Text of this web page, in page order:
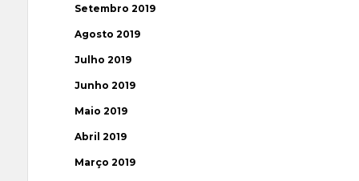
Setembro 2019
Agosto 2019
Julho 2019
Junho 2019
Maio 2019
Abril 2019
Março 2019